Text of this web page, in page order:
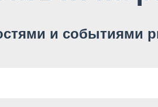
и событиями